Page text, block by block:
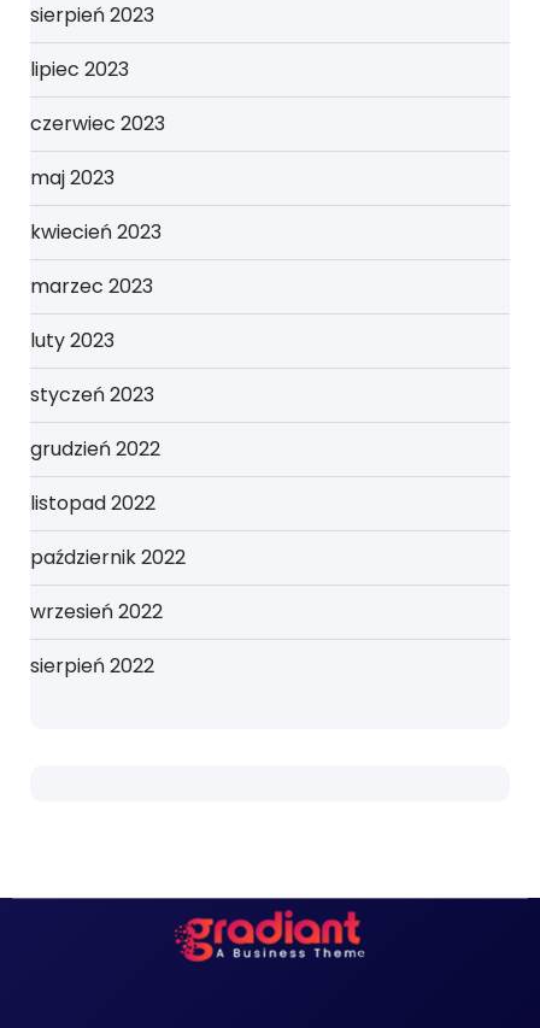
sierpień 2023
lipiec 2023
czerwiec 2023
maj 2023
kwiecień 2023
marzec 2023
luty 2023
styczeń 2023
grudzień 2022
listopad 2022
październik 2022
wrzesień 2022
sierpień 2022